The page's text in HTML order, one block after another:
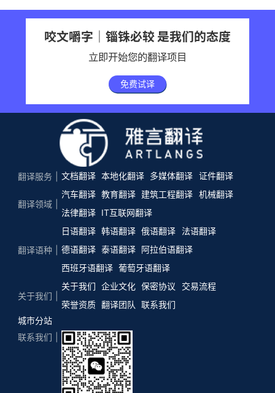
咬文嚼字｜锱铢必较 是我们的态度
立即开始您的翻译项目
免费试译
翻译服务 文档翻译 本地化翻译 多媒体翻译 证件翻译
翻译领域
汽车翻译 教育翻译 建筑工程翻译 机械翻译
法律翻译
IT互联网翻译
翻译语种
日语翻译 韩语翻译 俄语翻译
法语翻译
德语翻译 泰语翻译 阿拉伯语翻译
西班牙语翻译 葡萄牙语翻译
关于我们
关于我们 企业文化 保密协议
交易流程
荣誉资质 翻译团队
联系我们
城市分站
联系我们